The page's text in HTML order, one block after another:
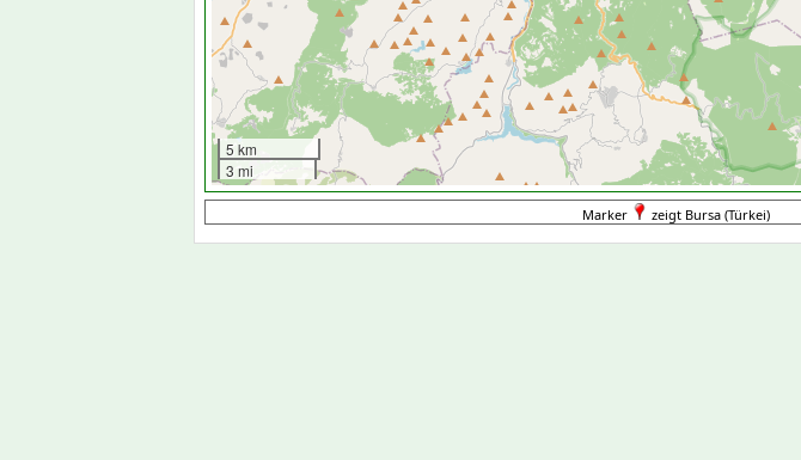
5 km
3 mi
Marker zeigt Bursa (Türkei)